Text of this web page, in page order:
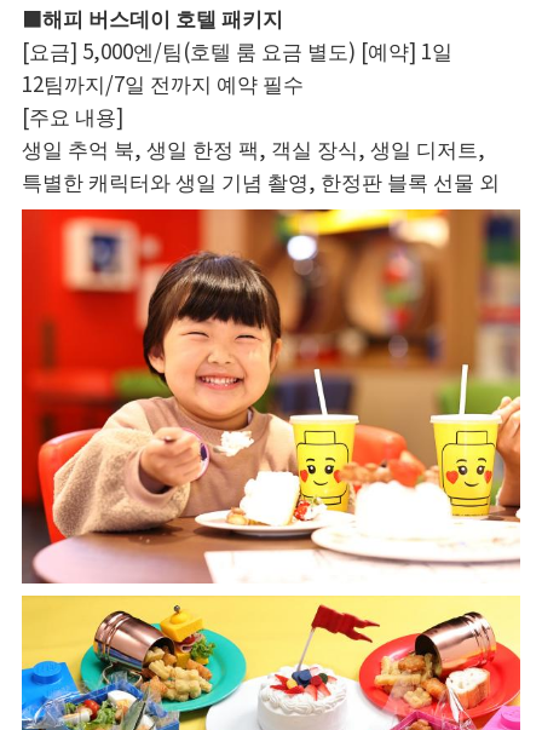
■해피 버스데이 호텔 패키지
[요금] 5,000엔/팀(호텔 룸 요금 별도) [예약] 1일
12팀까지/7일 전까지 예약 필수
[주요 내용]
생일 추억 북, 생일 한정 팩, 객실 장식, 생일 디저트,
특별한 캐릭터와 생일 기념 촬영, 한정판 블록 선물 외